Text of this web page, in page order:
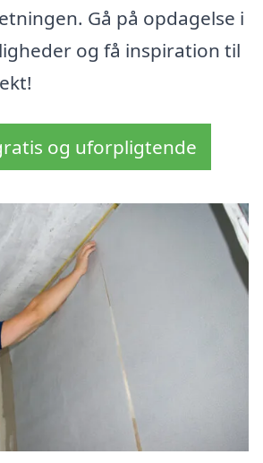
Gå på opdagelse i
og få inspiration til
og uforpligtende